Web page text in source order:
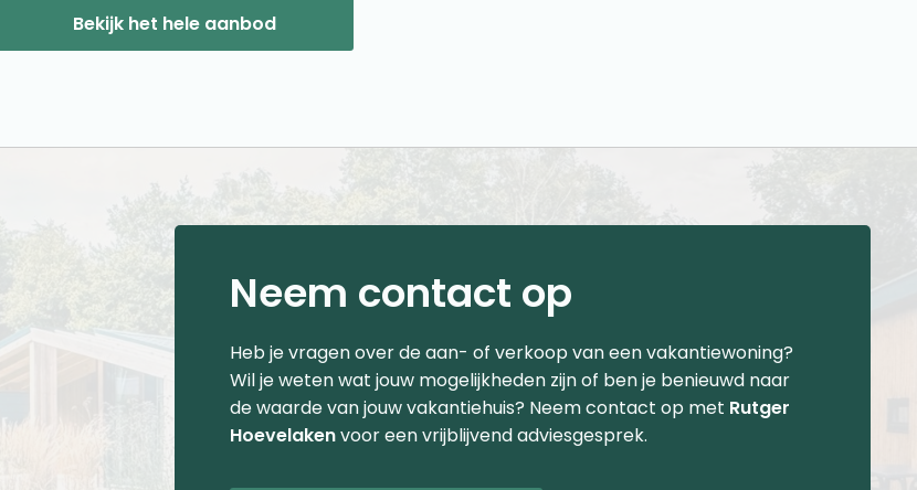
Bekijk het hele aanbod
Neem contact op
Heb je vragen over de aan- of verkoop van een vakantiewoning?
Wil je weten wat jouw mogelijkheden zijn of ben je benieuwd naar
de waarde van jouw vakantiehuis? Neem contact op met Rutger
Hoevelakenvoor een vrijblijvend adviesgesprek.